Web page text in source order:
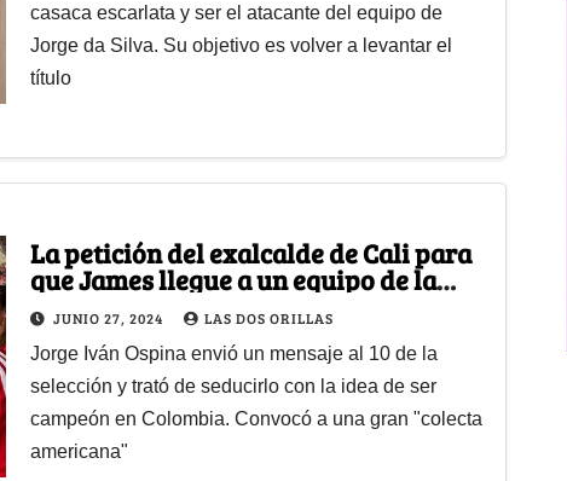
casaca escarlata y ser el atacante del equipo de
Jorge da Silva. Su objetivo es volver a levantar el
título
La petición del exalcalde de Cali para
que James llegue a un equipo de la
ciudad; propuso vaca y todo
JUNIO 27, 2024 LAS DOS ORILLAS
Jorge Iván Ospina envió un mensaje al 10 de la
selección y trató de seducirlo con la idea de ser
campeón en Colombia. Convocó a una gran "colecta
americana"